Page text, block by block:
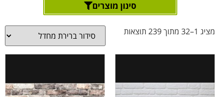
סינון מוצרים
מציג 1–32 מתוך 239 תוצאות